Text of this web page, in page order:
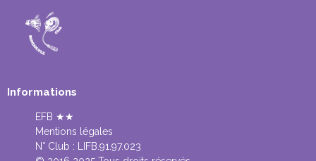
Informations
EFB ★★
Mentions légales
N° Club :
LIFB.91.97.023